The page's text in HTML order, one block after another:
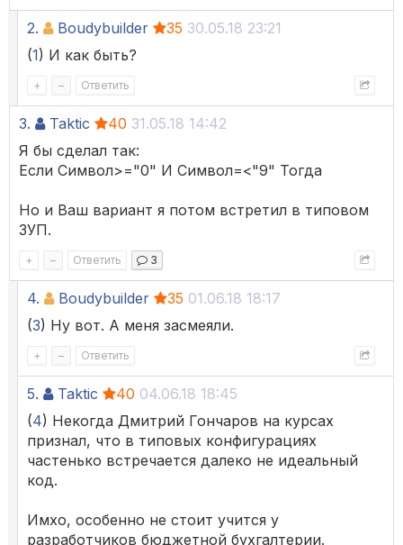
2. Boudybuilder 35 30.05.18 23:21
(1) И как быть?
+ – Ответить
3. Taktic 40 31.05.18 14:42
Я бы сделал так:
Если Символ>="0" И Символ=<"9" Тогда
Но и Ваш вариант я потом встретил в типовом
ЗУП.
+ – Ответить 3
4. Boudybuilder 35 01.06.18 18:17
(3) Ну вот. А меня засмеяли.
+ – Ответить
5. Taktic 40 04.06.18 18:45
(4) Некогда Дмитрий Гончаров на курсах
признал, что в типовых конфигурациях
частенько встречается далеко не идеальный
код.
Имхо, особенно не стоит учится у
разработчиков бюджетной бухгалтерии.